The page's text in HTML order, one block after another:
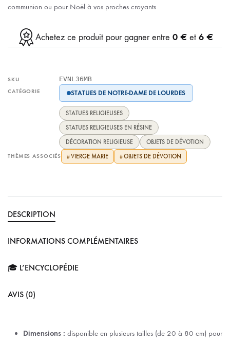
communion ou pour Noël à vos proches croyants
Achetez ce produit pour gagner entre 0 € et 6 €
SKU EVNL36MB
CATÉGORIE STATUES DE NOTRE-DAME DE LOURDES
STATUES RELIGIEUSES
STATUES RELIGIEUSES EN RÉSINE
DÉCORATION RELIGIEUSE
OBJETS DE DÉVOTION
THÈMES ASSOCIÉS #VIERGE MARIE #OBJETS DE DÉVOTION
DESCRIPTION
INFORMATIONS COMPLÉMENTAIRES
🎓 L’ENCYCLOPÉDIE
AVIS (0)
Dimensions : disponible en plusieurs tailles (de 20 à 80 cm) pour